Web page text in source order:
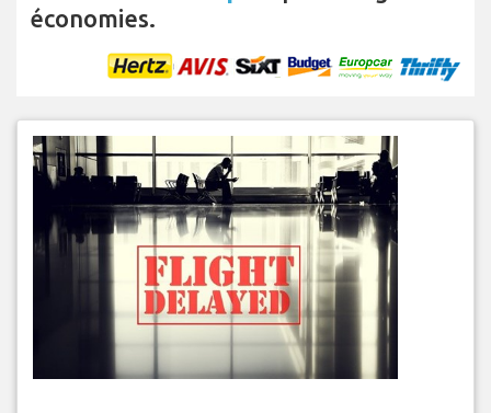
économies.